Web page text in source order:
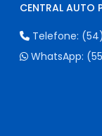
CENTRAL AUTO
Telefone:
WhatsApp: